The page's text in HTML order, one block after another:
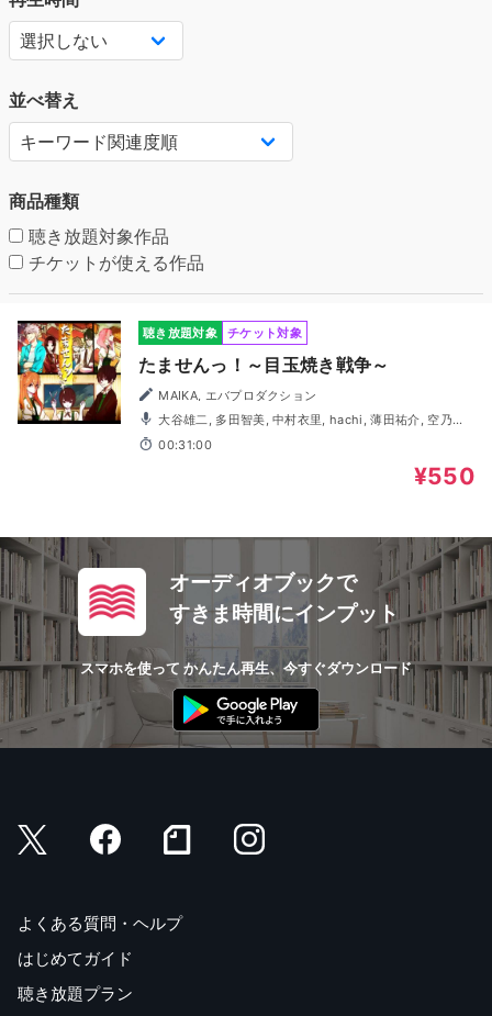
並べ替え
商品種類
聴き放題対象作品
チケットが使える作品
聴き放題対象 チケット対象
たませんっ！～目玉焼き戦争～
MAIKA, エバプロダクション
大谷雄二, 多田智美, 中村衣里, hachi, 薄田祐介, 空乃彼
方, 鈴木美優, 浅倉歩
00:31:00
¥550
オーディオブックで
すきま時間にインプット
スマホを使って かんたん再生、今すぐダウンロード
よくある質問・ヘルプ
はじめてガイド
聴き放題プラン